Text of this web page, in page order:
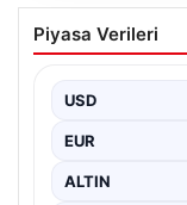
2026
Ödeme
emekli
tarihleri büyük
Piyasa Verileri
USD
EUR
ALTIN